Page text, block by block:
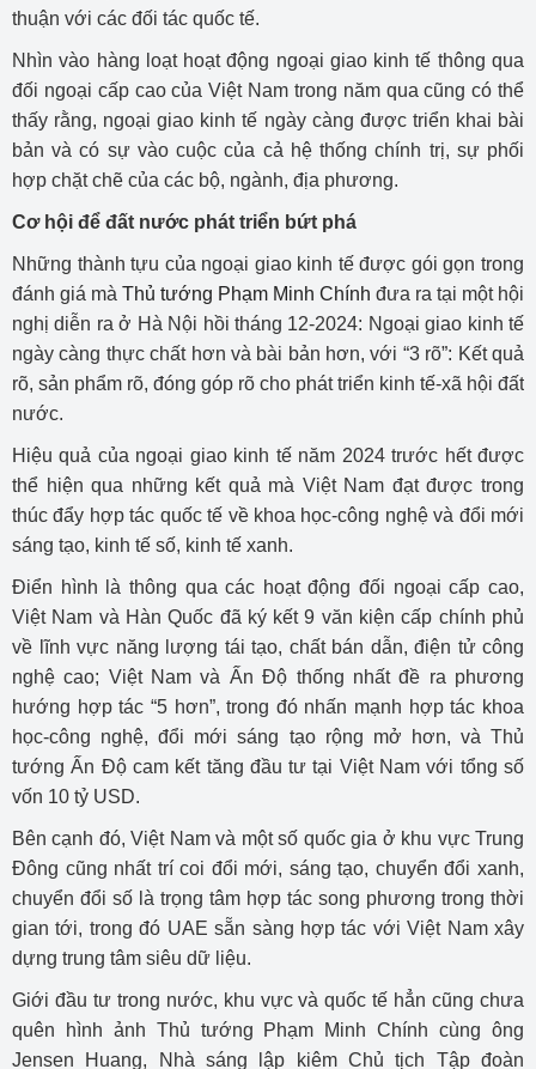
thuận với các đối tác quốc tế.
Nhìn vào hàng loạt hoạt động ngoại giao kinh tế thông qua
đối ngoại cấp cao của Việt Nam trong năm qua cũng có thể
thấy rằng, ngoại giao kinh tế ngày càng được triển khai bài
bản và có sự vào cuộc của cả hệ thống chính trị, sự phối
hợp chặt chẽ của các bộ, ngành, địa phương.
Cơ hội để đất nước phát triển bứt phá
Những thành tựu của ngoại giao kinh tế được gói gọn trong
đánh giá mà Thủ tướng Phạm Minh Chính đưa ra tại một hội
nghị diễn ra ở Hà Nội hồi tháng 12-2024: Ngoại giao kinh tế
ngày càng thực chất hơn và bài bản hơn, với “3 rõ”: Kết quả
rõ, sản phẩm rõ, đóng góp rõ cho phát triển kinh tế-xã hội đất
nước.
Hiệu quả của ngoại giao kinh tế năm 2024 trước hết được
thể hiện qua những kết quả mà Việt Nam đạt được trong
thúc đẩy hợp tác quốc tế về khoa học-công nghệ và đổi mới
sáng tạo, kinh tế số, kinh tế xanh.
Điển hình là thông qua các hoạt động đối ngoại cấp cao,
Việt Nam và Hàn Quốc đã ký kết 9 văn kiện cấp chính phủ
về lĩnh vực năng lượng tái tạo, chất bán dẫn, điện tử công
nghệ cao; Việt Nam và Ấn Độ thống nhất đề ra phương
hướng hợp tác “5 hơn”, trong đó nhấn mạnh hợp tác khoa
học-công nghệ, đổi mới sáng tạo rộng mở hơn, và Thủ
tướng Ấn Độ cam kết tăng đầu tư tại Việt Nam với tổng số
vốn 10 tỷ USD.
Bên cạnh đó, Việt Nam và một số quốc gia ở khu vực Trung
Đông cũng nhất trí coi đổi mới, sáng tạo, chuyển đổi xanh,
chuyển đổi số là trọng tâm hợp tác song phương trong thời
gian tới, trong đó UAE sẵn sàng hợp tác với Việt Nam xây
dựng trung tâm siêu dữ liệu.
Giới đầu tư trong nước, khu vực và quốc tế hẳn cũng chưa
quên hình ảnh Thủ tướng Phạm Minh Chính cùng ông
Jensen Huang, Nhà sáng lập kiêm Chủ tịch Tập đoàn